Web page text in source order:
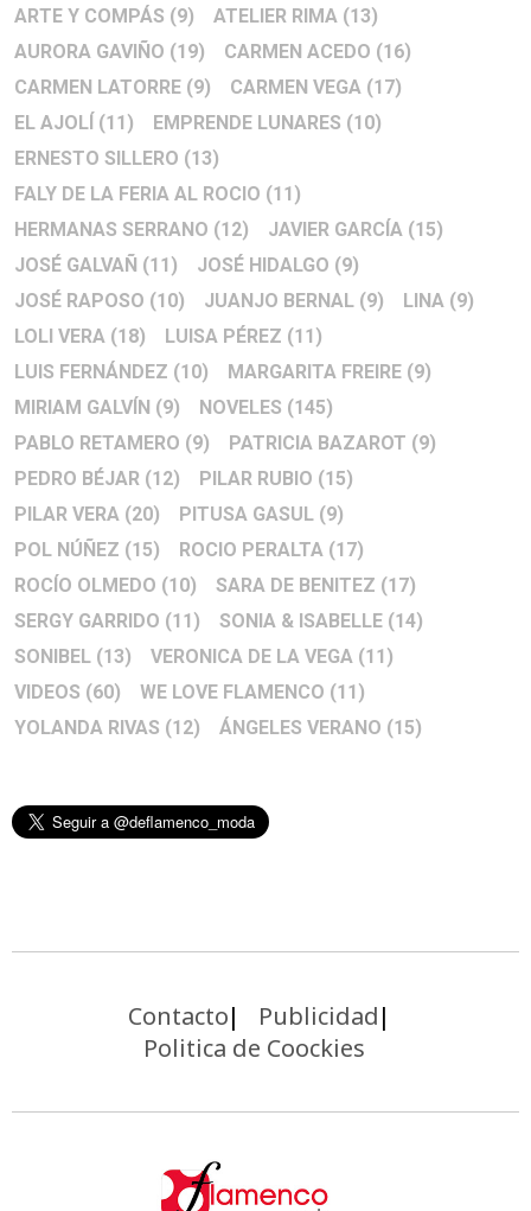
ARTE Y COMPÁS (9) ATELIER RIMA (13)
AURORA GAVIÑO (19) CARMEN ACEDO (16)
CARMEN LATORRE (9) CARMEN VEGA (17)
EL AJOLÍ (11) EMPRENDE LUNARES (10)
ERNESTO SILLERO (13)
FALY DE LA FERIA AL ROCIO (11)
HERMANAS SERRANO (12) JAVIER GARCÍA (15)
JOSÉ GALVAÑ (11) JOSÉ HIDALGO (9)
JOSÉ RAPOSO (10) JUANJO BERNAL (9) LINA (9)
LOLI VERA (18) LUISA PÉREZ (11)
LUIS FERNÁNDEZ (10) MARGARITA FREIRE (9)
MIRIAM GALVÍN (9) NOVELES (145)
PABLO RETAMERO (9) PATRICIA BAZAROT (9)
PEDRO BÉJAR (12) PILAR RUBIO (15)
PILAR VERA (20) PITUSA GASUL (9)
POL NÚÑEZ (15) ROCIO PERALTA (17)
ROCÍO OLMEDO (10) SARA DE BENITEZ (17)
SERGY GARRIDO (11) SONIA & ISABELLE (14)
SONIBEL (13) VERONICA DE LA VEGA (11)
VIDEOS (60) WE LOVE FLAMENCO (11)
YOLANDA RIVAS (12) ÁNGELES VERANO (15)
Contacto
Publicidad
Politica de Coockies